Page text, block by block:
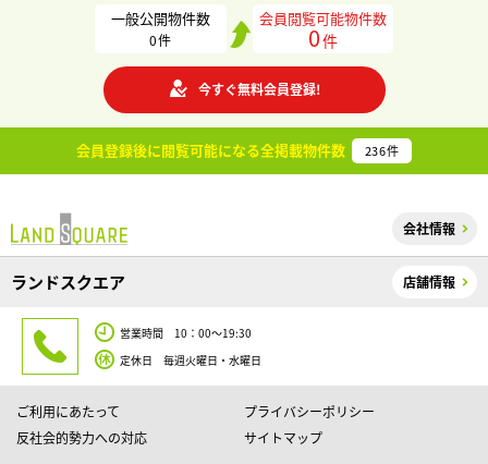
一般公開物件数
0件
会員閲覧可能物件数
0件
今すぐ無料会員登録!
会員登録後に閲覧可能になる全掲載物件数 236件
会社情報
ランドスクエア 店舗情報
営業時間 10：00～19:30
定休日 毎週火曜日・水曜日
ご利用にあたって
プライバシーポリシー
反社会的勢力への対応
サイトマップ